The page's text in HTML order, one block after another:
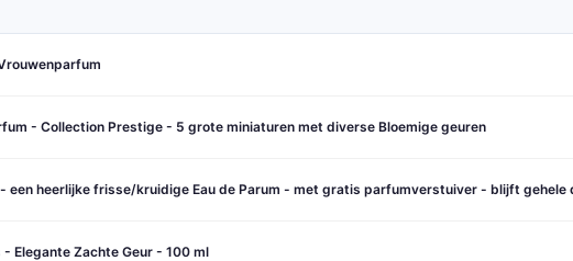
- Collection Prestige - 5 grote miniaturen met diverse Bloemige geuren
een heerlijke frisse/kruidige Eau de Parum - met gratis parfumverstuiver - blijft gehele
- Elegante Zachte Geur - 100 ml